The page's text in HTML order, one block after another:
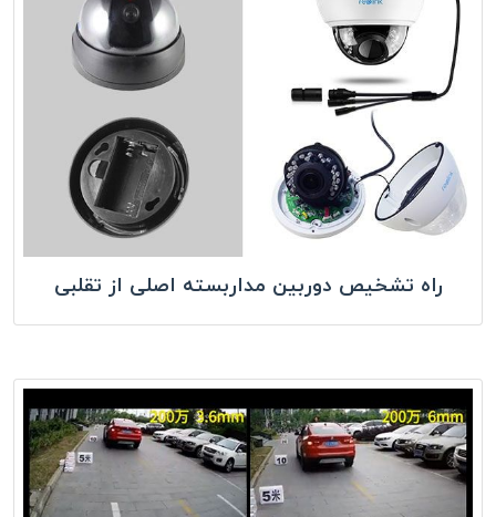
راه تشخیص دوربین مداربسته اصلی از تقلبی